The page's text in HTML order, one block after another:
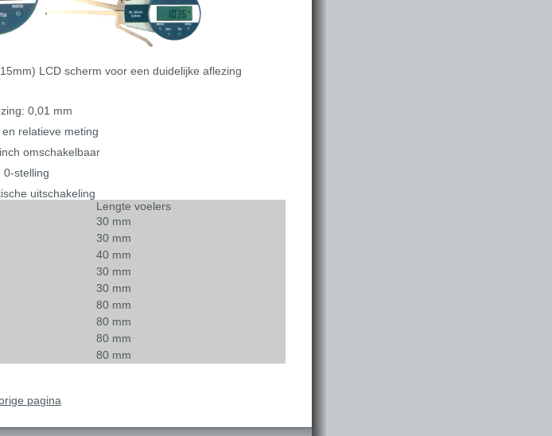
LCD scherm voor een duidelijke aflezing
0,01 mm
relatieve meting
omschakelbaar
0-stelling
uitschakeling
Lengte voelers
30 mm
30 mm
40 mm
30 mm
30 mm
80 mm
80 mm
80 mm
80 mm
pagina